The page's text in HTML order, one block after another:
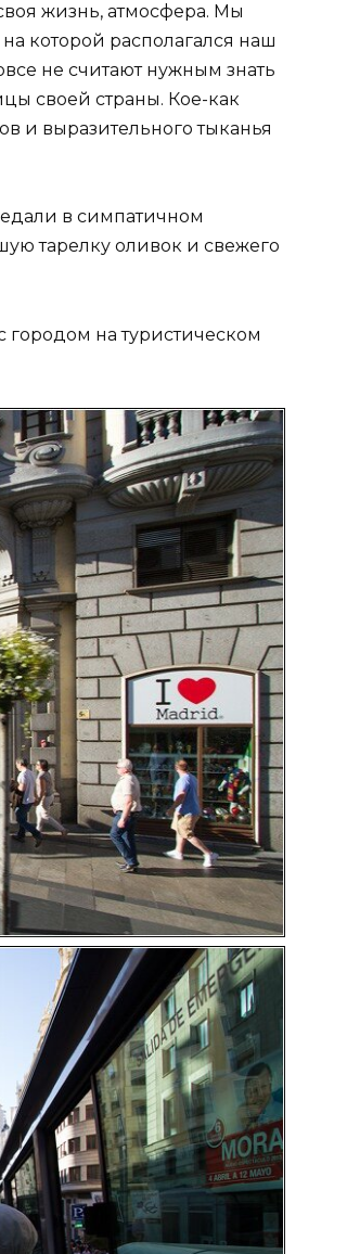
жизнь, атмосфера. Мы
которой располагался наш
не считают нужным знать
своей страны. Кое-как
и выразительного тыканья
в симпатичном
тарелку оливок и свежего
на туристическом